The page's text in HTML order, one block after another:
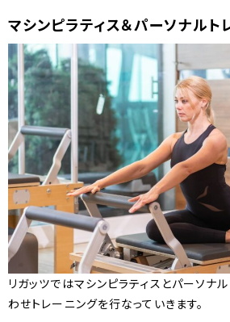
マシンピラティス＆パーソナルト
リガッツではマシンピラティスとパーソナ
わせトレーニングを行なっていきます。